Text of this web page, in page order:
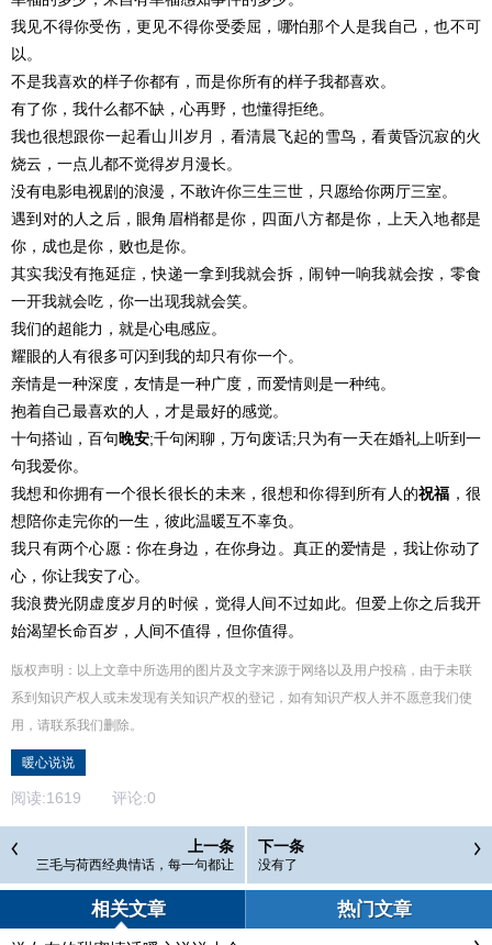
我见不得你受伤，更见不得你受委屈，哪怕那个人是我自己，也不可
以。
不是我喜欢的样子你都有，而是你所有的样子我都喜欢。
有了你，我什么都不缺，心再野，也懂得拒绝。
我也很想跟你一起看山川岁月，看清晨飞起的雪鸟，看黄昏沉寂的火
烧云，一点儿都不觉得岁月漫长。
没有电影电视剧的浪漫，不敢许你三生三世，只愿给你两厅三室。
遇到对的人之后，眼角眉梢都是你，四面八方都是你，上天入地都是
你，成也是你，败也是你。
其实我没有拖延症，快递一拿到我就会拆，闹钟一响我就会按，零食
一开我就会吃，你一出现我就会笑。
我们的超能力，就是心电感应。
耀眼的人有很多可闪到我的却只有你一个。
亲情是一种深度，友情是一种广度，而爱情则是一种纯。
抱着自己最喜欢的人，才是最好的感觉。
十句搭讪，百句晚安;千句闲聊，万句废话;只为有一天在婚礼上听到一
句我爱你。
我想和你拥有一个很长很长的未来，很想和你得到所有人的祝福 ，很
想陪你走完你的一生，彼此温暖互不辜负。
我只有两个心愿：你在身边，在你身边。真正的爱情是，我让你动了
心，你让我安了心。
我浪费光阴虚度岁月的时候，觉得人间不过如此。但爱上你之后我开
始渴望长命百岁，人间不值得，但你值得。
版权声明：以上文章中所选用的图片及文字来源于网络以及用户投稿，由于未联
系到知识产权人或未发现有关知识产权的登记，如有知识产权人并不愿意我们使
用，请联系我们删除。
暖心说说
阅读:1619 评论:0
上一条
三毛与荷西经典情话，每一句都让
人心醉
下一条
没有了
相关文章 热门文章